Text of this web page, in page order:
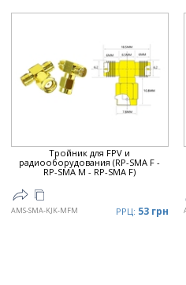
Тройник для FPV и
радиооборудования (RP-SMA F -
RP-SMA M - RP-SMA F)
AMS-SMA-KJK-MFM РРЦ: 53 грн